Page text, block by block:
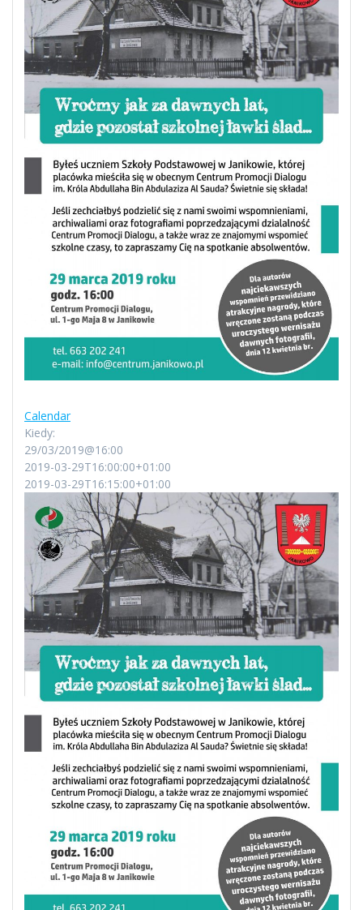
Calendar
Kiedy:
29/03/2019@16:00
2019-03-29T16:00:00+01:00
2019-03-29T16:15:00+01:00